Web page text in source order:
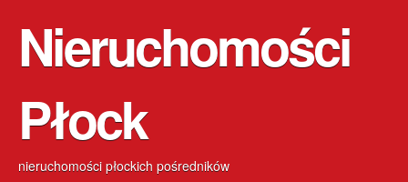
Nieruchomości
Płock
nieruchomości płockich pośredników